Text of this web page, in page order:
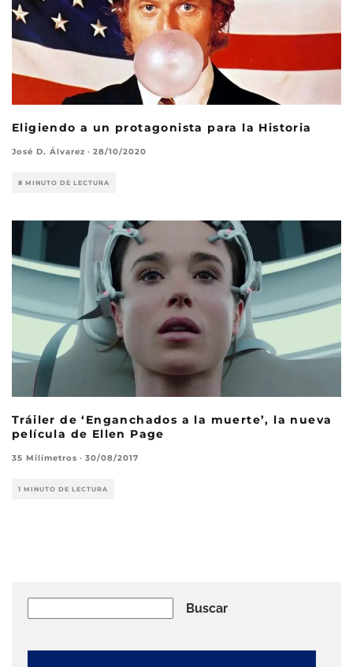
Eligiendo a un protagonista para la Historia
José D. Álvarez · 28/10/2020
8 MINUTO DE LECTURA
Tráiler de ‘Enganchados a la muerte’, la nueva
película de Ellen Page
35 Milímetros · 30/08/2017
1 MINUTO DE LECTURA
Buscar